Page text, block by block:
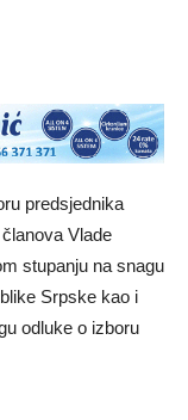
predsjednika
Vlade
stupanju na snagu
Srpske kao i
odluke o izboru